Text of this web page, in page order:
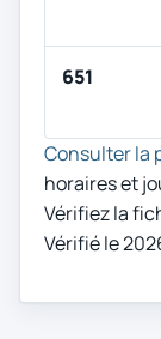
651
Consulter la
horaires et
Vérifiez la
Vérifié le